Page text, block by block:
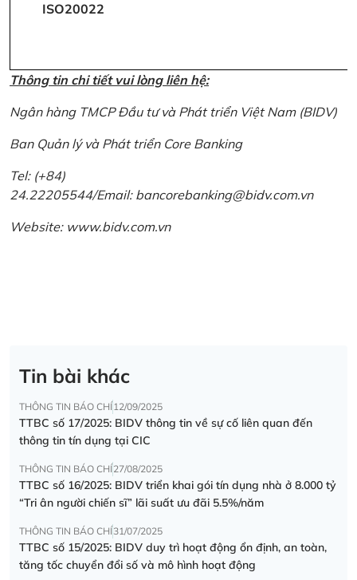
ISO20022
Thông tin chi tiết vui lòng liên hệ:
Ngân hàng TMCP Đầu tư và Phát triển Việt Nam (BIDV)
Ban Quản lý và Phát triển Core Banking
Tel: (+84)
24.22205544/Email: bancorebanking@bidv.com.vn
Website: www.bidv.com.vn
Tin bài khác
THÔNG TIN BÁO CHÍ12/09/2025
TTBC số 17/2025: BIDV thông tin về sự cố liên quan đến
thông tin tín dụng tại CIC
THÔNG TIN BÁO CHÍ27/08/2025
TTBC số 16/2025: BIDV triển khai gói tín dụng nhà ở 8.000 tỷ
“Tri ân người chiến sĩ” lãi suất ưu đãi 5.5%/năm
THÔNG TIN BÁO CHÍ31/07/2025
TTBC số 15/2025: BIDV duy trì hoạt động ổn định, an toàn,
tăng tốc chuyển đổi số và mô hình hoạt động